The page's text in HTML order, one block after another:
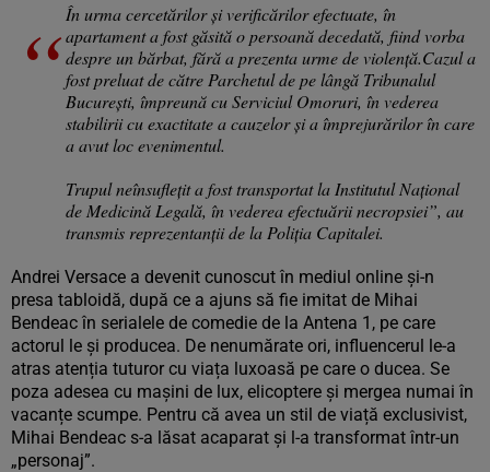
În urma cercetărilor și verificărilor efectuate, în
apartament a fost găsită o persoană decedată, fiind vorba
despre un bărbat, fără a prezenta urme de violență.Cazul a
fost preluat de către Parchetul de pe lângă Tribunalul
București, împreună cu Serviciul Omoruri, în vederea
stabilirii cu exactitate a cauzelor și a împrejurărilor în care
a avut loc evenimentul.
Trupul neînsuflețit a fost transportat la Institutul Național
de Medicină Legală, în vederea efectuării necropsiei”, au
transmis reprezentanții de la Poliția Capitalei.
Andrei Versace a devenit cunoscut în mediul online și-n
presa tabloidă, după ce a ajuns să fie imitat de Mihai
Bendeac în serialele de comedie de la Antena 1, pe care
actorul le și producea. De nenumărate ori, influencerul le-a
atras atenția tuturor cu viața luxoasă pe care o ducea. Se
poza adesea cu mașini de lux, elicoptere și mergea numai în
vacanțe scumpe. Pentru că avea un stil de viață exclusivist,
Mihai Bendeac s-a lăsat acaparat și l-a transformat într-un
„personaj”.